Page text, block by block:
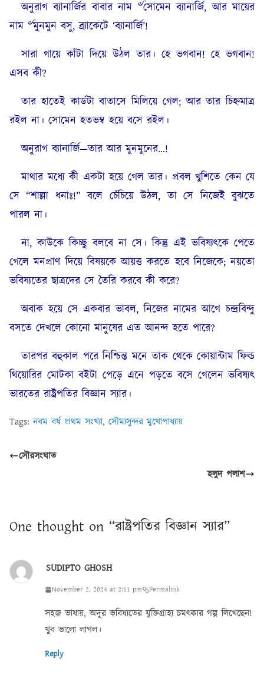
অনুরাগ ব্যানার্জির বাবার নাম ৺সোমেন ব্যানার্জি, আর মায়ের
নাম ৺মুনমুন বসু, ব্র্যাকেটে ‘ব্যানার্জি’!
সারা গায়ে কাঁটা দিয়ে উঠল তার। হে ভগবান! হে ভগবান!
এসব কী?
তার হাতেই কার্ডটা বাতাসে মিলিয়ে গেল; আর তার চিহ্নমাত্র
রইল না। সোমেন হতভম্ব হয়ে বসে রইল।
অনুরাগ ব্যানার্জি—তার আর মুনমুনের…!
মাথার মধ্যে কী একটা হয়ে গেল তার। প্রবল খুশিতে কেন যে
সে “শাল্লা ধনাঃ!” বলে চেঁচিয়ে উঠল, তা সে নিজেই বুঝতে
পারল না।
না, কাউকে কিচ্ছু বলবে না সে। কিন্তু এই ভবিষ্যৎকে পেতে
গেলে মনপ্রাণ দিয়ে বিষয়কে আয়ত্ত করতে হবে নিজেকে; নয়তো
ভবিষ্যতের ছাত্রদের সে তৈরি করবে কী করে?
অবাক হয়ে সে একবার ভাবল, নিজের নামের আগে চন্দ্রবিন্দু
বসতে দেখলে কোনো মানুষের এত আনন্দ হতে পারে?
তারপর বহুকাল পরে নিশ্চিন্ত মনে তাক থেকে কোয়ান্টাম ফিল্ড
থিয়োরির মোটকা বইটা পেড়ে এনে পড়তে বসে গেলেন ভবিষ্যৎ
ভারতের রাষ্ট্রপতির বিজ্ঞান স্যার।
Tags:নবম বর্ষ প্রথম সংখ্যা, সৌম্যসুন্দর মুখোপাধ্যায়
সৌরসংঘাত
হলুদ পলাশ
One thought on “রাষ্ট্রপতির বিজ্ঞান স্যার”
SUDIPTO GHOSH
November 2, 2024 at 2:11 pm Permalink
সহজ ভাষায়, অদূর ভবিষ্যতের যুক্তিগ্রাহ্য চমৎকার গল্প লিখেছেন!
খুব ভালো লাগল।
Reply